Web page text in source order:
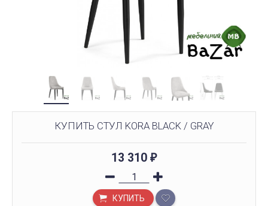
КУПИТЬ СТУЛ KORA BLACK / GRAY
13 310 ₽
КУПИТЬ